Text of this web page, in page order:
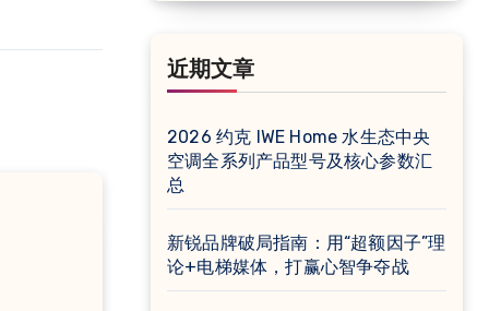
近期文章
2026 约克 IWE Home 水生态中央
空调全系列产品型号及核心参数汇
总
新锐品牌破局指南：用“超额因子”理
论+电梯媒体，打赢心智争夺战